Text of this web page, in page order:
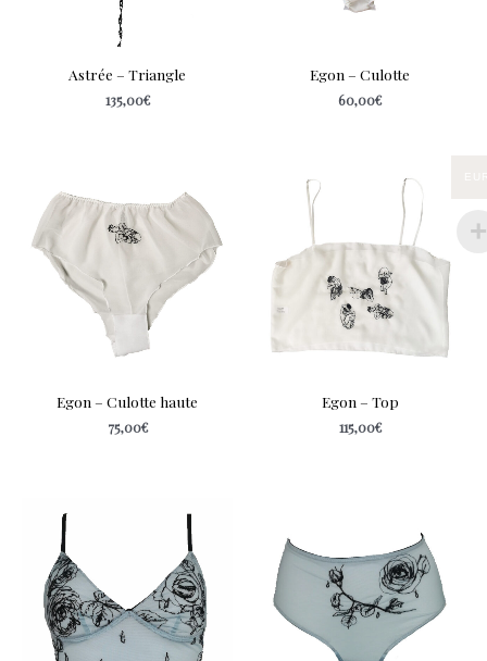
Astrée – Triangle
135,00€
Egon – Culotte
60,00€
Egon – Culotte haute
75,00€
Egon – Top
115,00€